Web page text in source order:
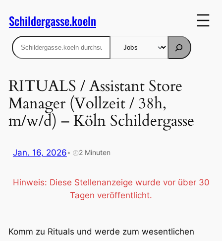
Inhalt
springen
Schildergasse.koeln
Suchen
RITUALS / Assistant Store
Manager (Vollzeit / 38h,
m/w/d) – Köln Schildergasse
Jan. 16, 2026• 🕗2 Minuten
Hinweis: Diese Stellenanzeige wurde vor über 30
Tagen veröffentlicht.
Komm zu Rituals und werde zum wesentlichen